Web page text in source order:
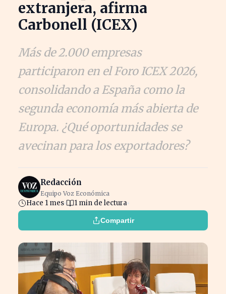
extranjera, afirma
Carbonell (ICEX)
Más de 2.000 empresas
participaron en el Foro ICEX 2026,
consolidando a España como la
segunda economía más abierta de
Europa. ¿Qué oportunidades se
avecinan para los exportadores?
Redacción
Equipo Voz Económica
Hace 1 mes 1 min de lectura
Compartir